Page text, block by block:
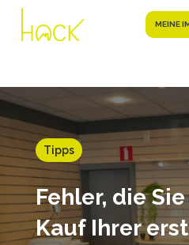
MEINE
Tipps
Fehler, die
Kauf Ihrer